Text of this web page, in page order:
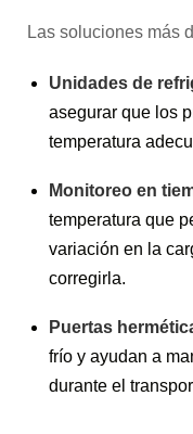
Las soluciones más
Unidades de
asegurar que los
temperatura
Monitoreo en
temperatura que
variación en la
corregirla.
Puertas
frío y ayudan a
durante el